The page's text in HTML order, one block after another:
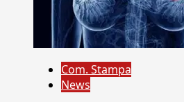
Com. Stampa
News